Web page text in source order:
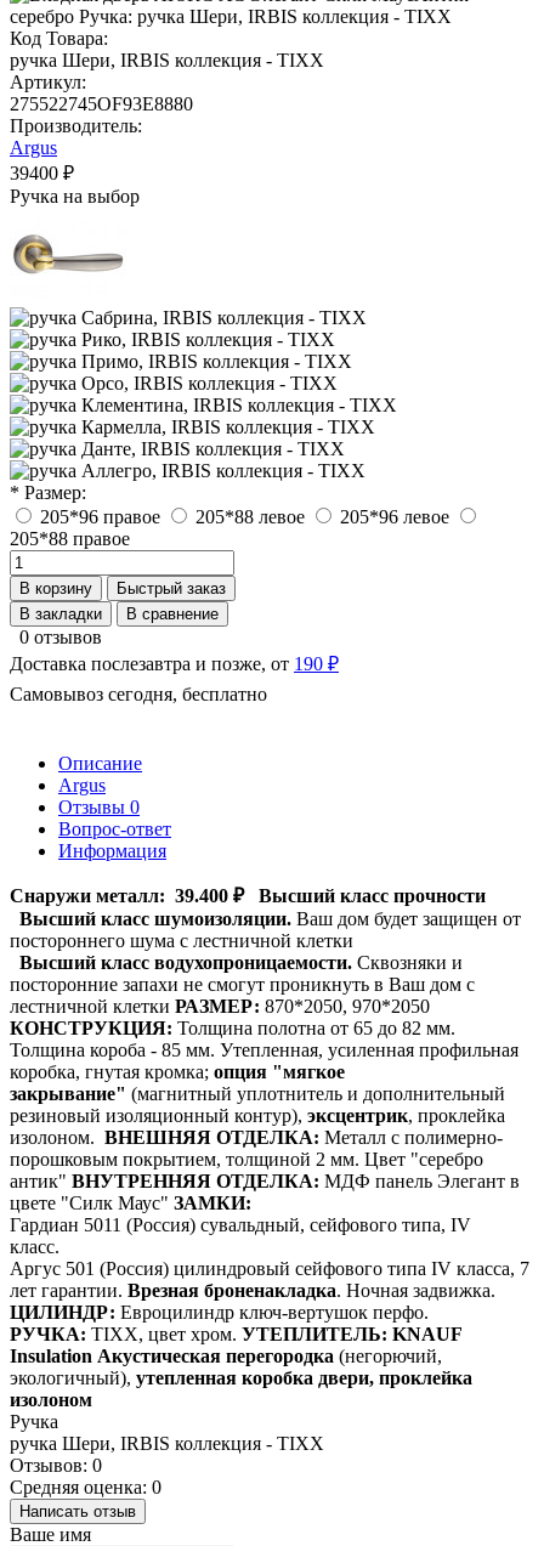
Код Товара:
ручка Шери, IRBIS коллекция - TIXX
Артикул:
275522745OF93E8880
Производитель:
Argus
39400 ₽
Ручка на выбор
* Размер:
205*96 правое
205*88 левое
205*96 левое
205*88 правое
В корзину
Быстрый заказ
В закладки
В сравнение
0 отзывов
Доставка послезавтра и позже, от 190 ₽
Самовывоз сегодня, бесплатно
Описание
Argus
Отзывы 0
Вопрос-ответ
Информация
Снаружи металл: 39.400 ₽
Высший класс прочности
Высший класс шумоизоляции. Ваш дом будет защищен от
постороннего шума с лестничной клетки
Высший класс водухопроницаемости. Сквозняки и
посторонние запахи не смогут проникнуть в Ваш дом с
лестничной клетки РАЗМЕР: 870*2050, 970*2050
КОНСТРУКЦИЯ: Толщина полотна от 65 до 82 мм.
Толщина короба - 85 мм. Утепленная, усиленная профильная
коробка, гнутая кромка; опция "мягкое
закрывание" (магнитный уплотнитель и дополнительный
резиновый изоляционный контур), эксцентрик, проклейка
изолоном. ВНЕШНЯЯ ОТДЕЛКА: Металл с полимерно-
порошковым покрытием, толщиной 2 мм. Цвет "серебро
антик" ВНУТРЕННЯЯ ОТДЕЛКА: МДФ панель Элегант в
цвете "Силк Маус" ЗАМКИ:
Гардиан 5011 (Россия) сувальдный, сейфового типа, IV
класс.
Аргус 501 (Россия) цилиндровый сейфового типа IV класса, 7
лет гарантии. Врезная броненакладка. Ночная задвижка.
ЦИЛИНДР: Евроцилиндр ключ-вертушок перфо.
РУЧКА: TIXX, цвет хром. УТЕПЛИТЕЛЬ: KNAUF
Insulation Акустическая перегородка (негорючий,
экологичный), утепленная коробка двери, проклейка
изолоном
Ручка
ручка Шери, IRBIS коллекция - TIXX
Отзывов: 0
Средняя оценка: 0
Написать отзыв
Ваше имя